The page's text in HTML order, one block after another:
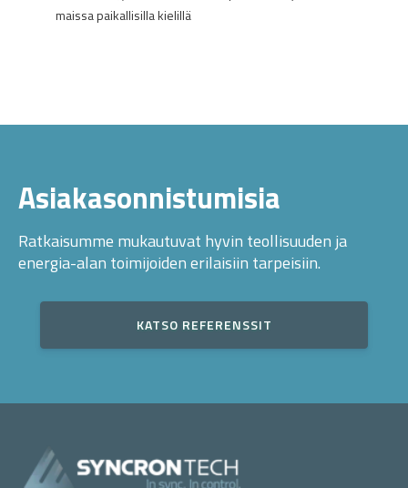
maissa paikallisilla kielillä
Asiakasonnistumisia
Ratkaisumme mukautuvat hyvin teollisuuden ja
energia-alan toimijoiden erilaisiin tarpeisiin.
KATSO REFERENSSIT